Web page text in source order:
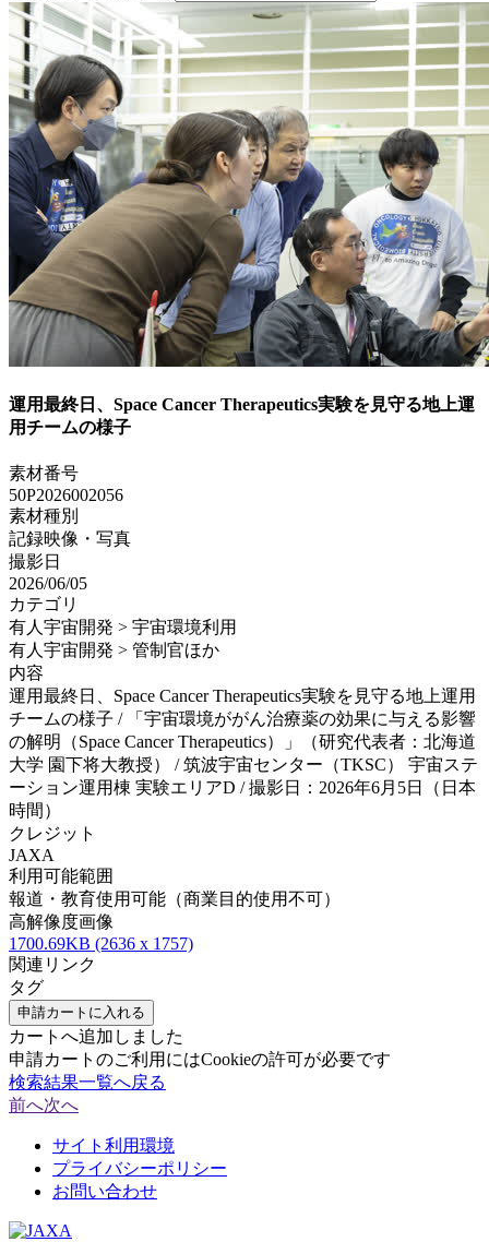
運用最終日、Space Cancer Therapeutics実験を見守る地上運
用チームの様子
素材番号
50P2026002056
素材種別
記録映像・写真
撮影日
2026/06/05
カテゴリ
有人宇宙開発 > 宇宙環境利用
有人宇宙開発 > 管制官ほか
内容
運用最終日、Space Cancer Therapeutics実験を見守る地上運用
チームの様子 / 「宇宙環境ががん治療薬の効果に与える影響
の解明（Space Cancer Therapeutics）」（研究代表者：北海道
大学 園下将大教授） / 筑波宇宙センター（TKSC） 宇宙ステ
ーション運用棟 実験エリアD / 撮影日：2026年6月5日（日本
時間）
クレジット
JAXA
利用可能範囲
報道・教育使用可能（商業目的使用不可）
高解像度画像
1700.69KB (2636 x 1757)
関連リンク
タグ
申請カートに入れる
カートへ追加しました
申請カートのご利用にはCookieの許可が必要です
検索結果一覧へ戻る
前へ次へ
サイト利用環境
プライバシーポリシー
お問い合わせ